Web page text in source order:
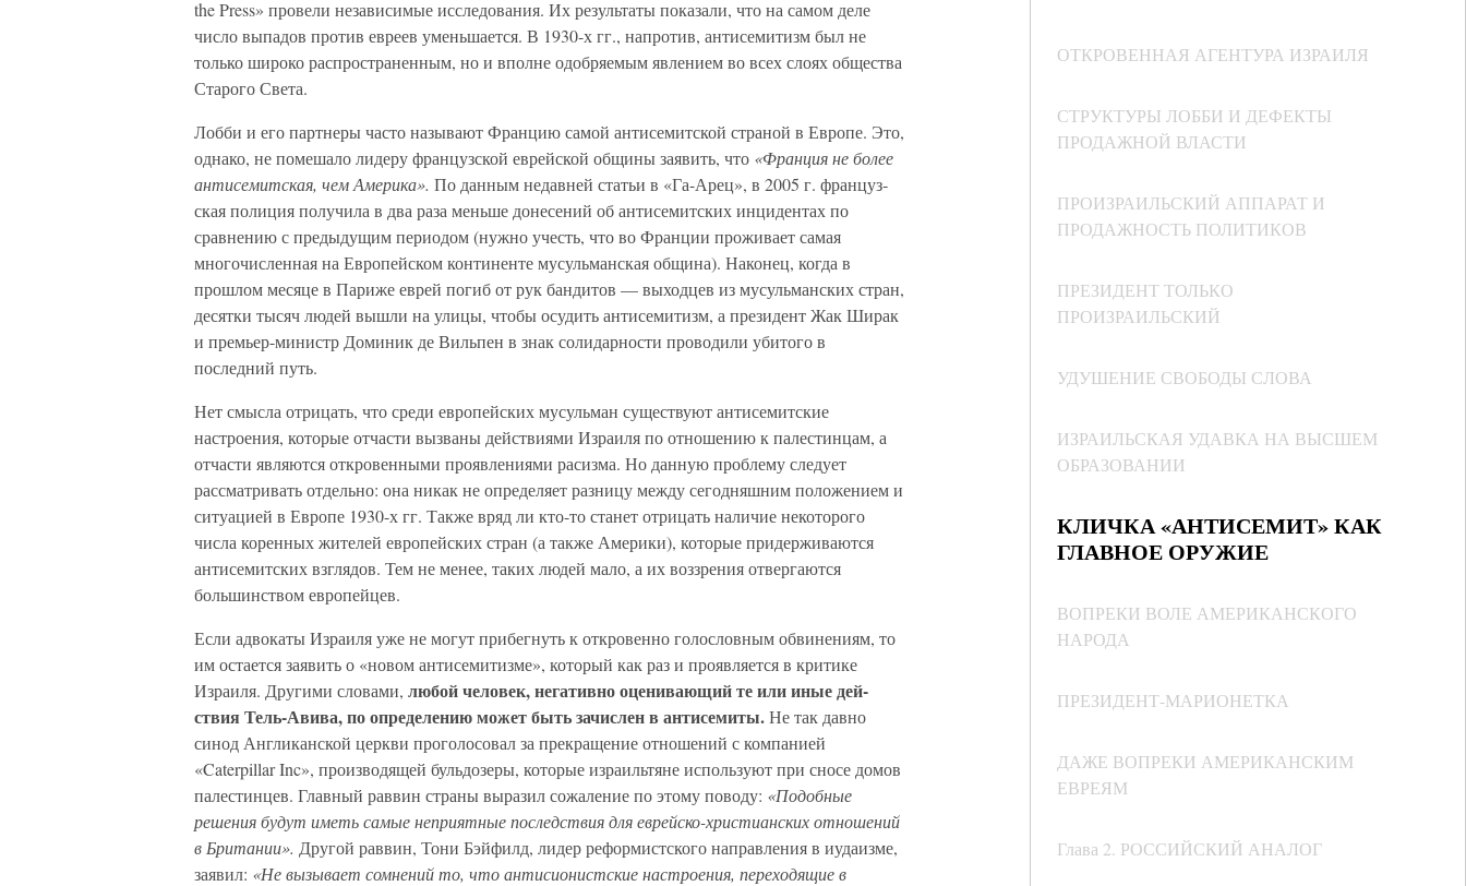
ОТКРОВЕННАЯ АГЕНТУРА ИЗРАИЛЯ
СТРУКТУРЫ ЛОББИ И ДЕФЕКТЫ
ПРОДАЖНОЙ ВЛАСТИ
ПРОИЗРАИЛЬСКИЙ АППАРАТ И
ПРОДАЖНОСТЬ ПОЛИТИКОВ
ПРЕЗИДЕНТ ТОЛЬКО
ПРОИЗРАИЛЬСКИЙ
УДУШЕНИЕ СВОБОДЫ СЛОВА
ИЗРАИЛЬСКАЯ УДАВКА НА ВЫСШЕМ
ОБРАЗОВАНИИ
КЛИЧКА «АНТИСЕМИТ» КАК
ГЛАВНОЕ ОРУЖИЕ
ВОПРЕКИ ВОЛЕ АМЕРИКАНСКОГО
НАРОДА
ПРЕЗИДЕНТ-МАРИОНЕТКА
ДАЖЕ ВОПРЕКИ АМЕРИКАНСКИМ
ЕВРЕЯМ
Глава 2. РОССИЙСКИЙ АНАЛОГ
the Press» провели независимые исследования. Их результаты по­казали, что на самом деле
число выпадов против евреев уменьшается. В 1930-х гг., напротив, антисемитизм был не
только широко распространенным, но и вполне одобряе­мым явлением во всех слоях общества
Старого Света.
Лобби и его партнеры часто называют Францию са­мой антисемитской страной в Европе. Это,
однако, не по­мешало лидеру французской еврейской общины заявить, что «Франция не более
антисемитская, чем Америка». По данным недавней статьи в «Га-Арец», в 2005 г. француз­
ская полиция получила в два раза меньше донесений об антисемитских инцидентах по
сравнению с предыдущим периодом (нужно учесть, что во Франции проживает са­мая
многочисленная на Европейском континенте мусуль­манская община). Наконец, когда в
прошлом месяце в Париже еврей погиб от рук бандитов — выходцев из му­сульманских стран,
десятки тысяч людей вышли на ули­цы, чтобы осудить антисемитизм, а президент Жак Ши­рак
и премьер-министр Доминик де Вильпен в знак со­лидарности проводили убитого в
последний путь.
Нет смысла отрицать, что среди европейских мусуль­ман существуют антисемитские
настроения, которые от­части вызваны действиями Израиля по отношению к палестинцам, а
отчасти являются откровенными прояв­лениями расизма. Но данную проблему следует
рассмат­ривать отдельно: она никак не определяет разницу между сегодняшним положением и
ситуацией в Европе 1930-х гг. Также вряд ли кто-то станет отрицать наличие некото­рого
числа коренных жителей европейских стран (а так­же Америки), которые придерживаются
антисемитских взглядов. Тем не менее, таких людей мало, а их воззре­ния отвергаются
большинством европейцев.
Если адвокаты Израиля уже не могут прибегнуть к откровенно голословным обвинениям, то
им остает­ся заявить о «новом антисемитизме», который как раз и проявляется в критике
Израиля. Другими словами, лю­бой человек, негативно оценивающий те или иные дей­
ствия Тель-Авива, по определению может быть зачис­лен в антисемиты.Не так давно
синод Англиканской церкви проголосовал за прекращение отношений с ком­панией
«Caterpillar Inc», производящей бульдозеры, кото­рые израильтяне используют при сносе домов
палестин­цев. Главный раввин страны выразил сожаление по этому поводу: «Подобные
решения будут иметь самые неприят­ные последствия для еврейско-христианских отношений
в Британии». Другой раввин, Тони Бэйфилд, лидер рефор­мистского направления в иудаизме,
заявил: «Не вызывает сомнений то, что антисионистские настроения, пе­реходящие в